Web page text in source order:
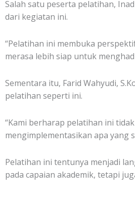
Salah satu peserta pelatihan,
dari kegiatan ini.
“Pelatihan ini membuka
merasa lebih siap untuk
Sementara itu, Farid Wahyudi,
pelatihan seperti ini.
“Kami berharap pelatihan ini
mengimplementasikan apa yang
Pelatihan ini tentunya menjadi
pada capaian akademik, tetapi